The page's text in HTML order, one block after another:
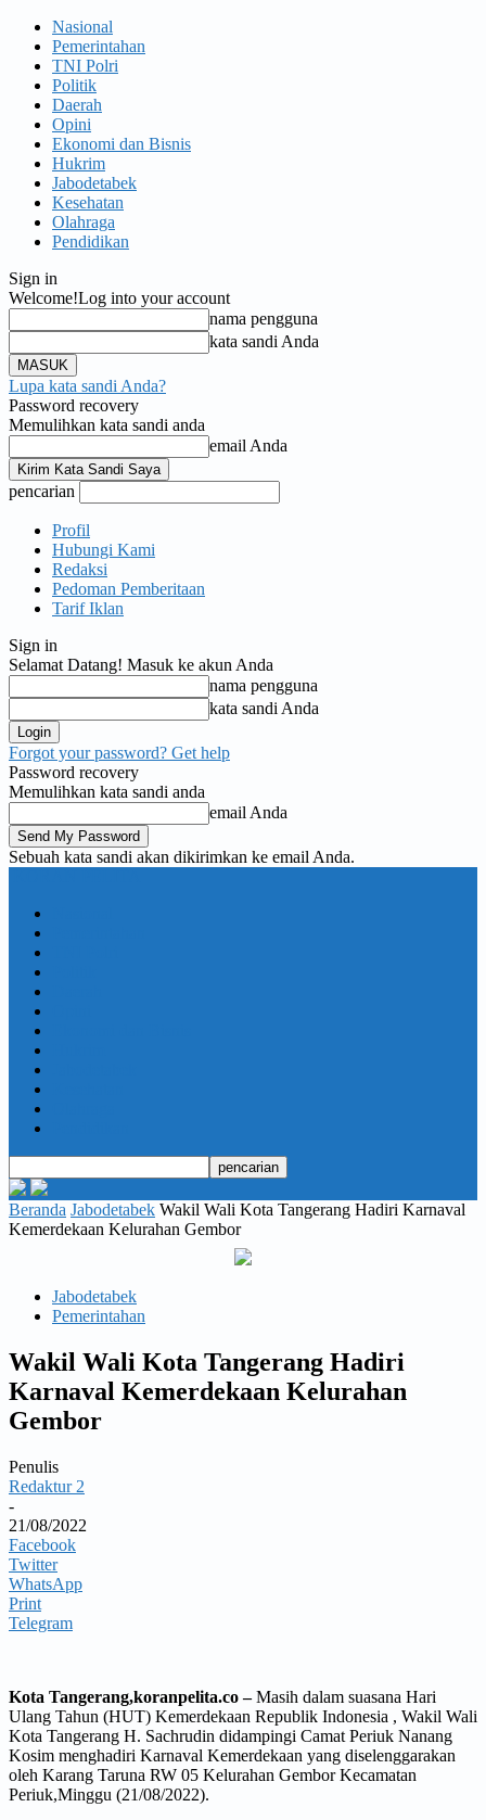
Nasional
Pemerintahan
TNI Polri
Politik
Daerah
Opini
Ekonomi dan Bisnis
Hukrim
Jabodetabek
Kesehatan
Olahraga
Pendidikan
Sign in
Welcome!Log into your account
nama pengguna
kata sandi Anda
Lupa kata sandi Anda?
Password recovery
Memulihkan kata sandi anda
email Anda
pencarian
Profil
Hubungi Kami
Redaksi
Pedoman Pemberitaan
Tarif Iklan
Sign in
Selamat Datang! Masuk ke akun Anda
nama pengguna
kata sandi Anda
Forgot your password? Get help
Password recovery
Memulihkan kata sandi anda
email Anda
Sebuah kata sandi akan dikirimkan ke email Anda.
Beranda Jabodetabek Wakil Wali Kota Tangerang Hadiri Karnaval
Kemerdekaan Kelurahan Gembor
Jabodetabek
Pemerintahan
Wakil Wali Kota Tangerang Hadiri
Karnaval Kemerdekaan Kelurahan
Gembor
Penulis
Redaktur 2
-
21/08/2022
Facebook
Twitter
WhatsApp
Print
Telegram
Kota Tangerang,koranpelita.co –Masih dalam suasana Hari
Ulang Tahun (HUT) Kemerdekaan Republik Indonesia , Wakil Wali
Kota Tangerang H. Sachrudin didampingi Camat Periuk Nanang
Kosim menghadiri Karnaval Kemerdekaan yang diselenggarakan
oleh Karang Taruna RW 05 Kelurahan Gembor Kecamatan
Periuk,Minggu (21/08/2022).